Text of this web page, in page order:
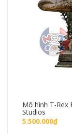
Mô hình T-Rex
Studios
5.500.000₫